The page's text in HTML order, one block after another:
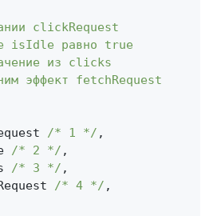
clickRequest
isIdle равно true
из clicks
эффект fetchRequest
/* 1 */ ,
/* 2 */ ,
/* 3 */ ,
/* 4 */ ,